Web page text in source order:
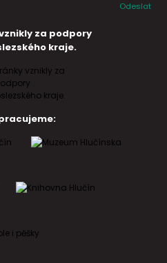
Odeslat
za podpory
kraje.